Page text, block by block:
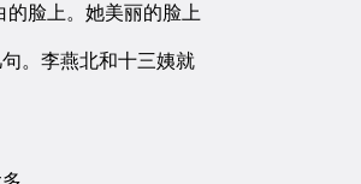
脸上。她美丽的脸上
。李燕北和十三姨就